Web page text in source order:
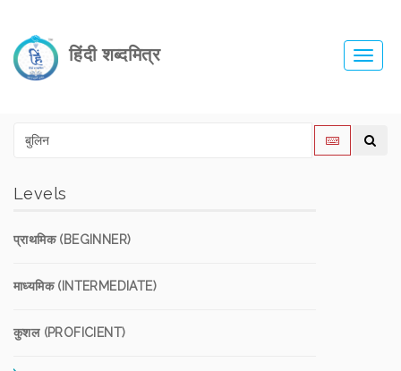
हिंदी शब्दमित्र
Levels
प्राथमिक (BEGINNER)
माध्यमिक (INTERMEDIATE)
कुशल (PROFICIENT)